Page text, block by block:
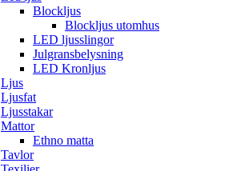
Blockljus
Blockljus utomhus
LED ljusslingor
Julgransbelysning
LED Kronljus
Ljus
Ljusfat
Ljusstakar
Mattor
Ethno matta
Tavlor